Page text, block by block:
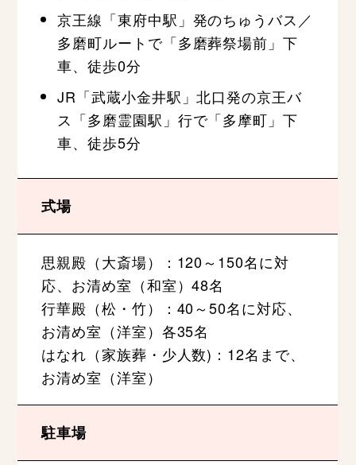
京王線「東府中駅」発のちゅうバス／
多磨町ルートで「多磨葬祭場前」下
車、徒歩0分
JR「武蔵小金井駅」北口発の京王バ
ス「多磨霊園駅」行で「多摩町」下
車、徒歩5分
式場
思親殿（大斎場）：120～150名に対
応、お清め室（和室）48名
行華殿（松・竹）：40～50名に対応、
お清め室（洋室）各35名
はなれ（家族葬・少人数)：12名まで、
お清め室（洋室）
駐車場